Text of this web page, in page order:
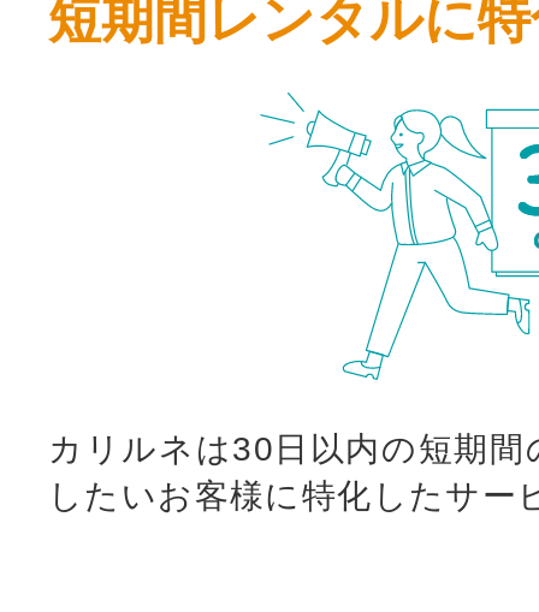
短期間レンタルに
カリルネは30日以内の短期
したいお客様に特化したサー